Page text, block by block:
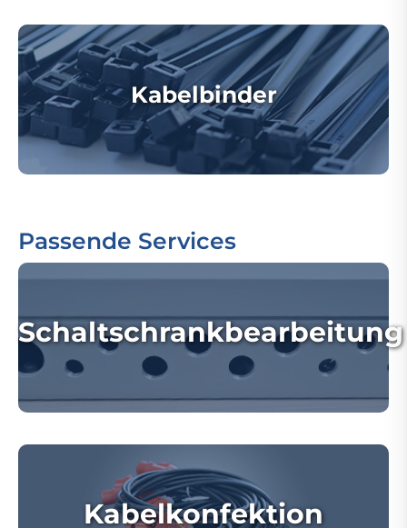
Kabelbinder
Passende Services
Schaltschrankbearbeitung
Kabelkonfektion